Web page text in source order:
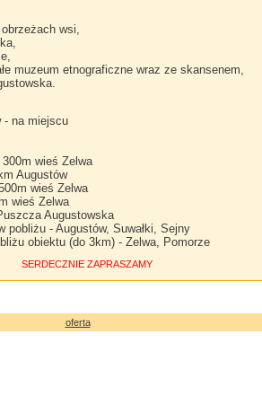
wsi,
muzeum etnograficzne wraz ze skansenem,
- na miejscu
wieś Zelwa
Augustów
wieś Zelwa
wieś Zelwa
Augustowska
pobliżu - Augustów, Suwałki, Sejny
obiektu (do 3km) - Zelwa, Pomorze
SERDECZNIE ZAPRASZAMY
oferta